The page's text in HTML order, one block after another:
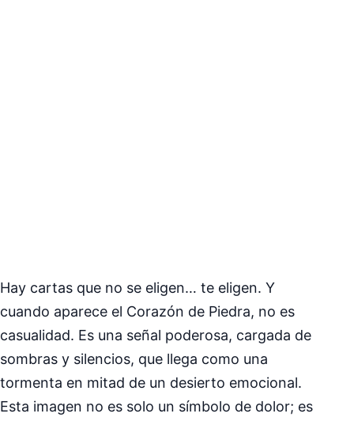
Hay cartas que no se eligen… te eligen. Y
cuando aparece el Corazón de Piedra, no es
casualidad. Es una señal poderosa, cargada de
sombras y silencios, que llega como una
tormenta en mitad de un desierto emocional.
Esta imagen no es solo un símbolo de dolor; es